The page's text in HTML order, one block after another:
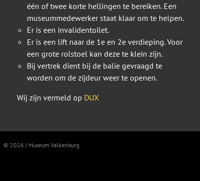
één of twee korte hellingen te bereiken. Een
museummedewerker staat klaar om te helpen.
Er is een invalidentoilet.
Er is een lift naar de 1e en 2e verdieping. Voor
een grote rolstoel kan deze te klein zijn.
Bij vertrek dient bij de balie gevraagd te
worden om de zijdeur weer te openen.
Wij zijn vermeld op DUX
© 2026 | Museum Valkenburg